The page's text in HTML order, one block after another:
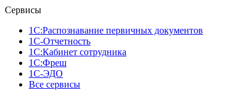
Сервисы
1С:Распознавание первичных документов
1С-Отчетность
1С:Кабинет сотрудника
1С:Фреш
1С-ЭДО
Все сервисы